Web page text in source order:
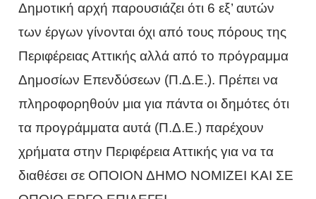
Δημοτική αρχή παρουσιάζει ότι 6 εξ’ αυτών
των έργων γίνονται όχι από τους πόρους της
Περιφέρειας Αττικής αλλά από το πρόγραμμα
Δημοσίων Επενδύσεων (Π.Δ.Ε.). Πρέπει να
πληροφορηθούν μια για πάντα οι δημότες ότι
τα προγράμματα αυτά (Π.Δ.Ε.) παρέχουν
χρήματα στην Περιφέρεια Αττικής για να τα
διαθέσει σε ΟΠΟΙΟΝ ΔΗΜΟ ΝΟΜΙΖΕΙ ΚΑΙ ΣΕ